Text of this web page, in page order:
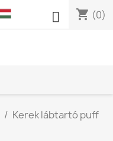
shopping_cart (0)

Kerek lábtartó puff